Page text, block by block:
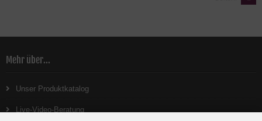
Mehr über...
Unser Produktkatalog
Live-Video-Beratung